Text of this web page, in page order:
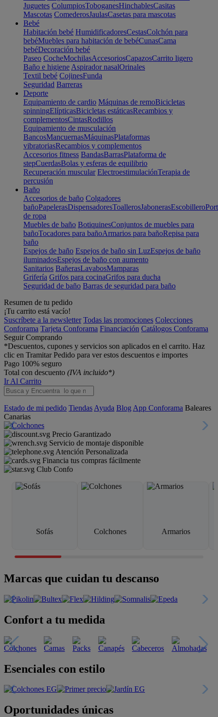
Juguetes ColumpiosToboganesHinchablesCasitas
Mascotas ComederosJaulasCasetas para mascotas
Bebé
Habitación bebé HumidificadoresCestasColchón para
bebéMuebles para habitación de bebéCunasCama
bebéDecoración bebé
Paseo CocheMochilasAccesoriosCapazosCarrito ligero
Baño e higiene Aspirador nasalOrinales
Textil bebé CojinesFunda
Seguridad Barreras
Deporte
Equipamiento de cardio Máquinas de remoBicicletas
spinningElípticasBicicletas estáticasRecambios y
complementosCintasRodillos
Equipamiento de musculación
BancosMancuernasMáquinasPlataformas
vibratoriasRecambios y complementos
Accesorios fitness BandasBarrasPlataforma de
stepCuerdasBolas y esferas de equilibrio
Recuperación muscular ElectroestimulaciónTerapia de
percusión
Baño
Accesorios de baño Colgadores
bañoPapelerasDispensadoresToallerosJabonerasEscobillero
de ropa
Muebles de baño BotiquinesConjuntos de muebles para
bañoTocadores para bañoArmarios para bañoRepisa para
baño
Espejos de baño Espejos de baño sin LuzEspejos de baño
iluminadosEspejos de baño con aumento
Sanitarios BañerasLavabosMamparas
Grifería Grifos para cocinaGrifos para ducha
Seguridad de baño Barras de seguridad para baño
Resumen de tu pedido
¡Tu carrito está vacío!
Suscríbete a la newsletter Todas las promociones Colecciones
Conforama Tarjeta Conforama Financiación Catálogos Conforama
Seguir Comprando
*Descuentos, cupones y servicios son aplicados en el carrito. Haz
clic en Tramitar Pedido para ver estos descuentos e importes
Pago 100% seguro
Total con descuento (IVA incluido*)
Ir Al Carrito
Estado de mi pedido Tiendas Ayuda Blog App Conforama Baleares
Canarias
Precio Garantizado
Servicio de montaje disponible
Atención Personalizada
Financia tus compras fácilmente
Club Confo
Sofás Colchones Armarios
Marcas que cuidan tu descanso
Confort a tu medida
Esenciales con estilo
Oportunidades únicas